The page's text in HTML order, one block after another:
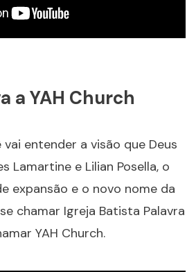
a YAH Church
entender a visão que Deus
Lamartine e Lilian Posella, o
expansão e o novo nome da
chamar Igreja Batista Palavra
YAH Church.